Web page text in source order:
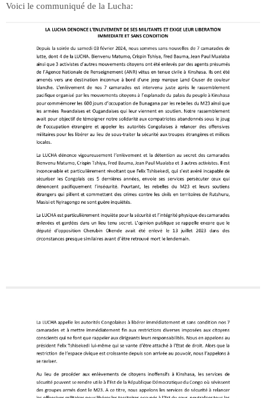
Voici le communiqué de la Lucha: